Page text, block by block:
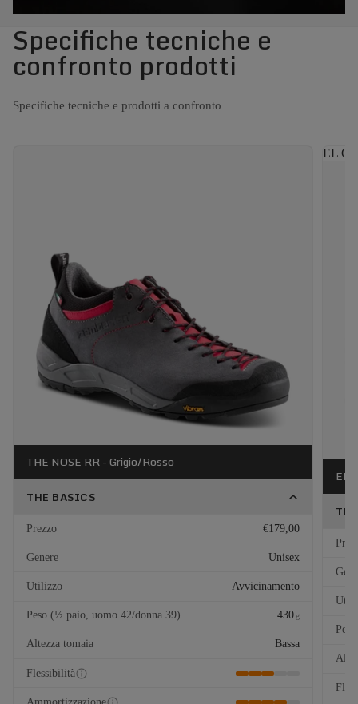
Specifiche tecniche e
confronto prodotti
Specifiche tecniche e prodotti a confronto
THE NOSE RR - Grigio/Rosso
THE BASICS
Prezzo €179,00
Genere Unisex
Utilizzo Avvicinamento
Peso (½ paio, uomo 42/donna 39) 430 g
Altezza tomaia Bassa
Flessibilità
EL
EL